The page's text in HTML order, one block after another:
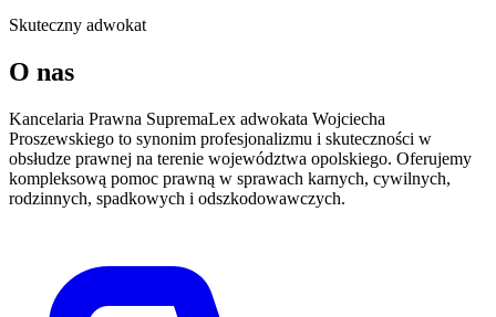
Skuteczny adwokat
O nas
Kancelaria Prawna SupremaLex adwokata Wojciecha
Proszewskiego to synonim profesjonalizmu i skuteczności w
obsłudze prawnej na terenie województwa opolskiego. Oferujemy
kompleksową pomoc prawną w sprawach karnych, cywilnych,
rodzinnych, spadkowych i odszkodowawczych.